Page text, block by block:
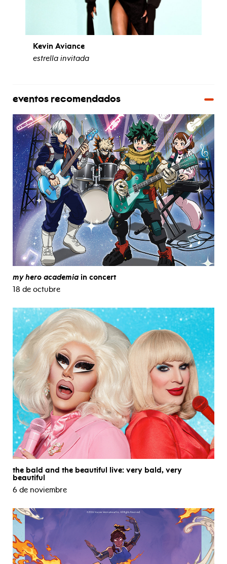
Kevin Aviance
estrella invitada
eventos recomendados
my hero academia in concert
18 de octubre
the bald and the beautiful live: very bald, very
beautiful
6 de noviembre